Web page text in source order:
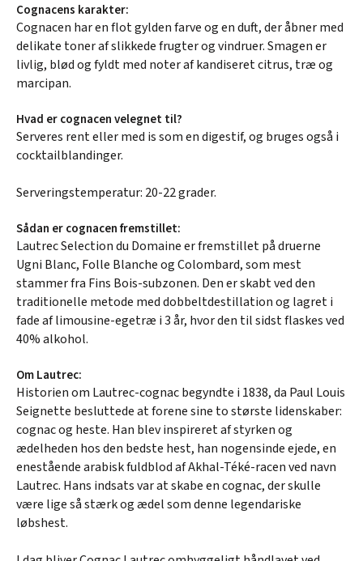
Cognacens karakter:
Cognacen har en flot gylden farve og en duft, der åbner med
delikate toner af slikkede frugter og vindruer. Smagen er
livlig, blød og fyldt med noter af kandiseret citrus, træ og
marcipan.
Hvad er cognacen velegnet til?
Serveres rent eller med is som en digestif, og bruges også i
cocktailblandinger.
Serveringstemperatur: 20-22 grader.
Sådan er cognacen fremstillet:
Lautrec Selection du Domaine er fremstillet på druerne
Ugni Blanc, Folle Blanche og Colombard, som mest
stammer fra Fins Bois-subzonen. Den er skabt ved den
traditionelle metode med dobbeltdestillation og lagret i
fade af limousine-egetræ i 3 år, hvor den til sidst flaskes ved
40% alkohol.
Om Lautrec:
Historien om Lautrec-cognac begyndte i 1838, da Paul Louis
Seignette besluttede at forene sine to største lidenskaber:
cognac og heste. Han blev inspireret af styrken og
ædelheden hos den bedste hest, han nogensinde ejede, en
enestående arabisk fuldblod af Akhal-Téké-racen ved navn
Lautrec. Hans indsats var at skabe en cognac, der skulle
være lige så stærk og ædel som denne legendariske
løbshest.